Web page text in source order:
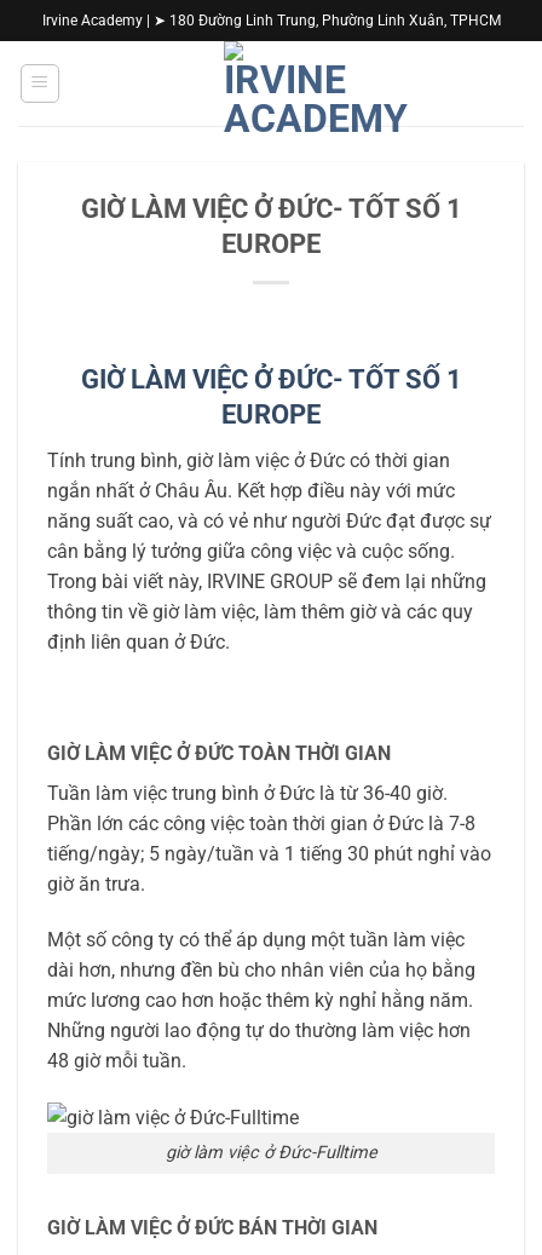
qua
nội
dung
Irvine Academy | ➤ 180 Đường Linh Trung, Phường Linh Xuân, TPHCM
GIỜ LÀM VIỆC Ở ĐỨC- TỐT SỐ 1
EUROPE
GIỜ LÀM VIỆC Ở ĐỨC- TỐT SỐ 1
EUROPE
Tính trung bình, giờ làm việc ở Đức có thời gian
ngắn nhất ở Châu Âu. Kết hợp điều này với mức
năng suất cao, và có vẻ như người Đức đạt được sự
cân bằng lý tưởng giữa công việc và cuộc sống.
Trong bài viết này, IRVINE GROUP sẽ đem lại những
thông tin về giờ làm việc, làm thêm giờ và các quy
định liên quan ở Đức.
GIỜ LÀM VIỆC Ở ĐỨC TOÀN THỜI GIAN
Tuần làm việc trung bình ở Đức là từ 36-40 giờ.
Phần lớn các công việc toàn thời gian ở Đức là 7-8
tiếng/ngày; 5 ngày/tuần và 1 tiếng 30 phút nghỉ vào
giờ ăn trưa.
Một số công ty có thể áp dụng một tuần làm việc
dài hơn, nhưng đền bù cho nhân viên của họ bằng
mức lương cao hơn hoặc thêm kỳ nghỉ hằng năm.
Những người lao động tự do thường làm việc hơn
48 giờ mỗi tuần.
giờ làm việc ở Đức-Fulltime
GIỜ LÀM VIỆC Ở ĐỨC BÁN THỜI GIAN